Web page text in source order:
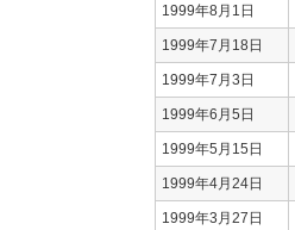
1999年8月1日
1999年7月18日
1999年7月3日
1999年6月5日
1999年5月15日
1999年4月24日
1999年3月27日